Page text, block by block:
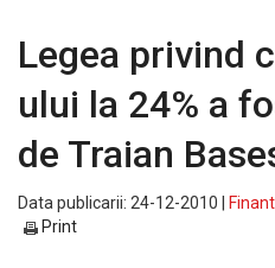
Legea privind
ului la 24% a
de Traian
Data publicarii: 24-12-2010 |
Print